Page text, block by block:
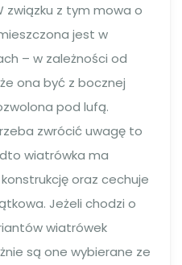
związku z tym mowa o
jest w
– w zależności od
ona być z bocznej
pod lufą.
zwrócić uwagę to
wiatrówka ma
oraz cechuje
Jeżeli chodzi o
wiatrówek
są one wybierane ze